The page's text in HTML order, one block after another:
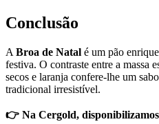
Conclusão
A Broa de Natal é um pão
festiva. O contraste entre a massa
secos e laranja confere-lhe um
tradicional irresistível.
👉 Na Cergold,